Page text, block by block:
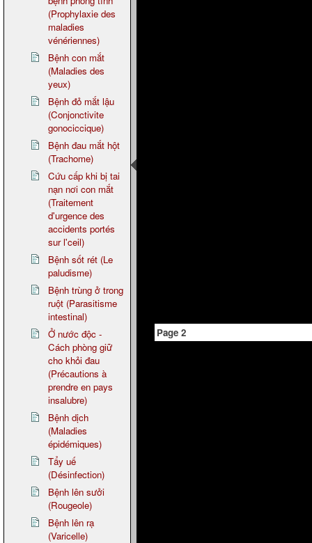
(Prophylaxie des
maladies
vénériennes)
Bệnh con mắt
(Maladies des
yeux)
Bệnh đỏ mắt lậu
(Conjonctivite
gonociccique)
Bệnh đau mắt hột
(Trachome)
Cứu cấp khi bị tai
nạn nơi con mắt
(Traitement
d'urgence des
accidents portés
sur l'ceil)
Bệnh sốt rét (Le
paludisme)
Bệnh trùng ở trong
ruột (Parasitisme
intestinal)
Ở nước độc -
Cách phòng giữ
cho khỏi đau
(Précautions à
prendre en pays
insalubre)
Bệnh dịch
(Maladies
épidémiques)
Tẩy uế
(Désinfection)
Bệnh lên sưởi
(Rougeole)
Bệnh lên rạ
(Varicelle)
Page 2